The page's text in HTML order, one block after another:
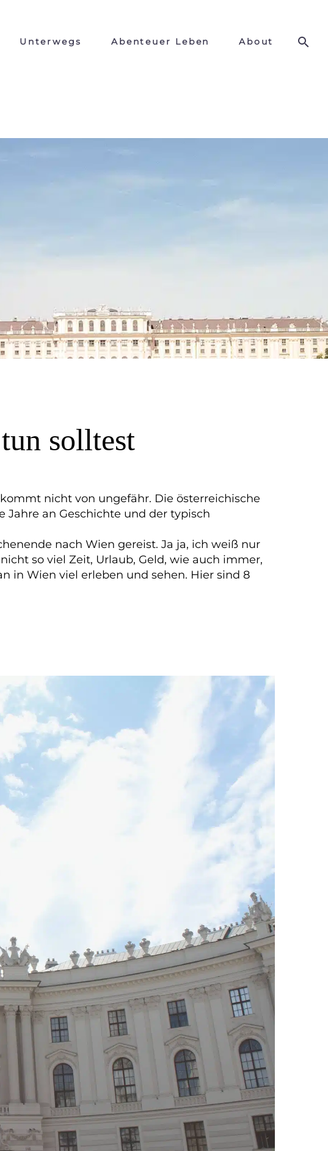
Unterwegs Abenteuer Leben About
solltest
nicht von ungefähr. Die österreichische
an Geschichte und der typisch
nach Wien gereist. Ja ja, ich weiß nur
so viel Zeit, Urlaub, Geld, wie auch immer,
in Wien viel erleben und sehen. Hier sind 8